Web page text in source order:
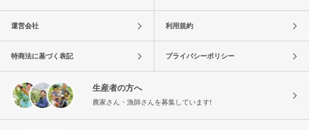
運営会社 利用規約
特商法に基づく表記 プライバシーポリシー
生産者の方へ
農家さん・漁師さんを募集しています!